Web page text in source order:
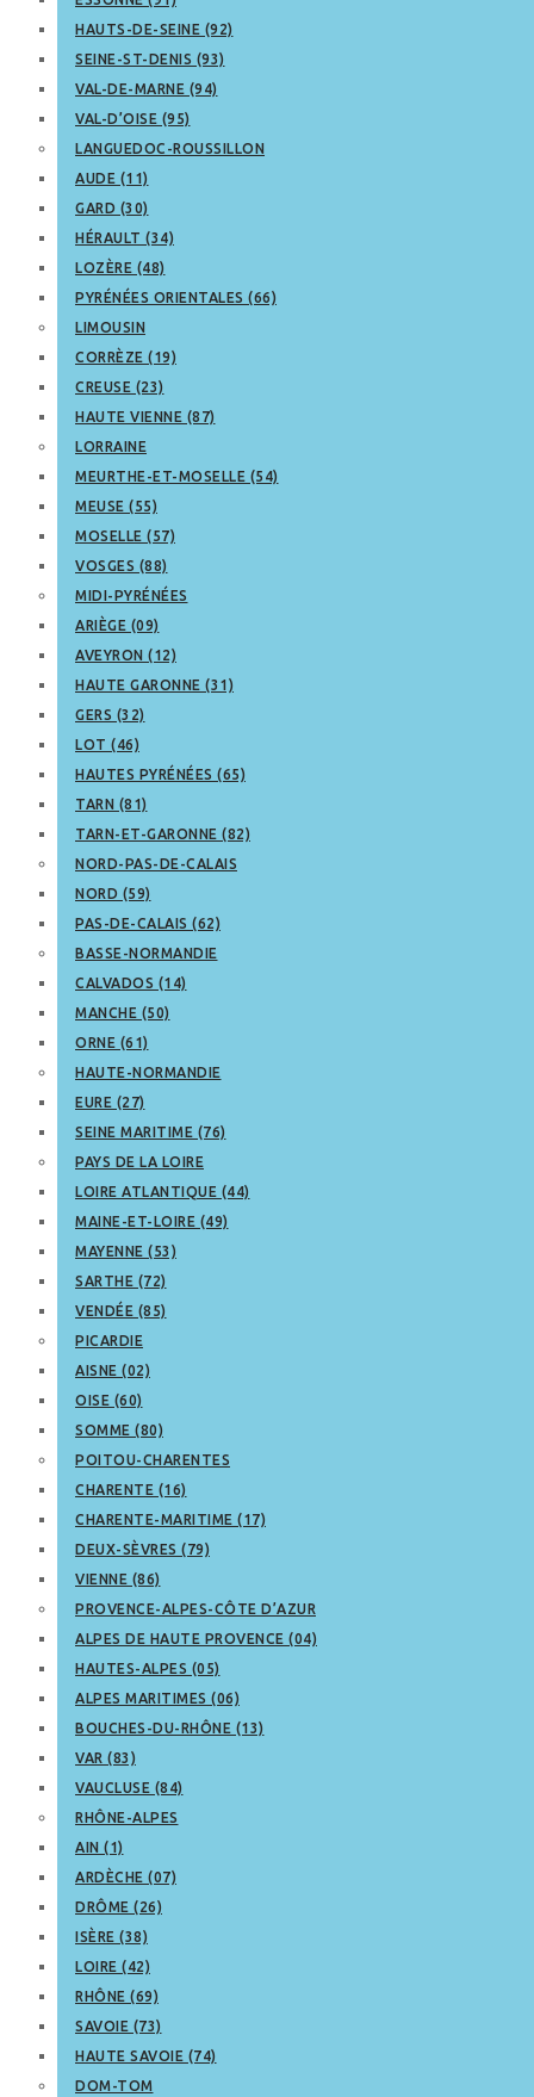
HAUTS-DE-SEINE (92)
SEINE-ST-DENIS (93)
VAL-DE-MARNE (94)
VAL-D’OISE (95)
LANGUEDOC-ROUSSILLON
AUDE (11)
GARD (30)
HÉRAULT (34)
LOZÈRE (48)
PYRÉNÉES ORIENTALES (66)
LIMOUSIN
CORRÈZE (19)
CREUSE (23)
HAUTE VIENNE (87)
LORRAINE
MEURTHE-ET-MOSELLE (54)
MEUSE (55)
MOSELLE (57)
VOSGES (88)
MIDI-PYRÉNÉES
ARIÈGE (09)
AVEYRON (12)
HAUTE GARONNE (31)
GERS (32)
LOT (46)
HAUTES PYRÉNÉES (65)
TARN (81)
TARN-ET-GARONNE (82)
NORD-PAS-DE-CALAIS
NORD (59)
PAS-DE-CALAIS (62)
BASSE-NORMANDIE
CALVADOS (14)
MANCHE (50)
ORNE (61)
HAUTE-NORMANDIE
EURE (27)
SEINE MARITIME (76)
PAYS DE LA LOIRE
LOIRE ATLANTIQUE (44)
MAINE-ET-LOIRE (49)
MAYENNE (53)
SARTHE (72)
VENDÉE (85)
PICARDIE
AISNE (02)
OISE (60)
SOMME (80)
POITOU-CHARENTES
CHARENTE (16)
CHARENTE-MARITIME (17)
DEUX-SÈVRES (79)
VIENNE (86)
PROVENCE-ALPES-CÔTE D’AZUR
ALPES DE HAUTE PROVENCE (04)
HAUTES-ALPES (05)
ALPES MARITIMES (06)
BOUCHES-DU-RHÔNE (13)
VAR (83)
VAUCLUSE (84)
RHÔNE-ALPES
AIN (1)
ARDÈCHE (07)
DRÔME (26)
ISÈRE (38)
LOIRE (42)
RHÔNE (69)
SAVOIE (73)
HAUTE SAVOIE (74)
DOM-TOM